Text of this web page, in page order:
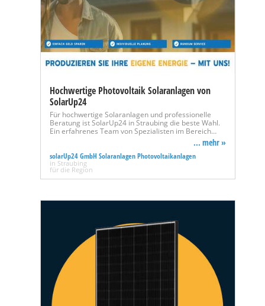
Hochwertige Photovoltaik Solaranlagen von
SolarUp24
Für hochwertige Solaranlagen und professionelle
Beratung ist SolarUp24 in Straubing die beste Wahl.
Ein erfahrenes Team von Spezialisten im Bereich…
... mehr »
solarUp24 GmbH Solaranlagen Photovoltaikanlagen
in Straubing
für die Region